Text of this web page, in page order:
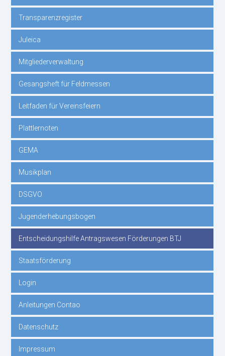
Transparenzregister
Juleica
Mitgliederverwaltung
Gesangsheft für Feldmessen
Leitfaden für Vereinsfeiern
Plattlernoten
GEMA
Musikplan
DSGVO
Jugenderhebungsbogen
Entscheidungshilfe Antragswesen Förderungen BTJ
Staatsförderung
Login
Anleitungen Contao
Datenschutz
Impressum